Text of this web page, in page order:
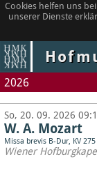
Cookies helfen uns
unserer Dienste
2026
So, 20. 09. 2026
W. A. Mozart
Missa brevis B-Dur, KV 275
Wiener